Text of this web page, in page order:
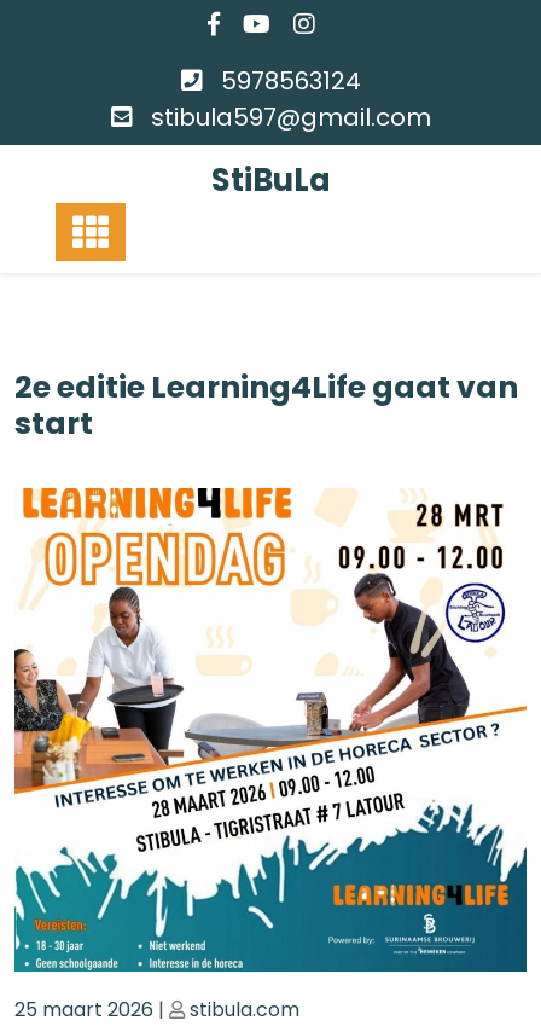
5978563124
stibula597@gmail.com
StiBuLa
2e editie Learning4Life gaat van
start
Geplaatst
25 maart 2026 | Geplaatst
stibula.com